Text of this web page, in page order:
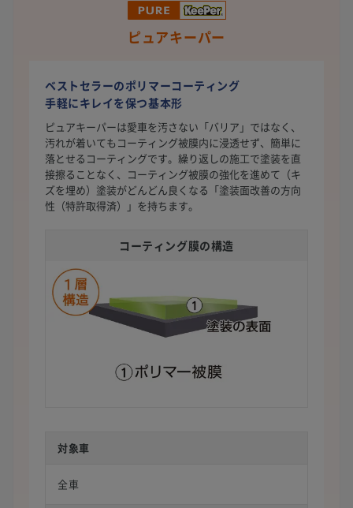
ピュアキーパー
ベストセラーのポリマーコーティング
手軽にキレイを保つ基本形
ピュアキーパーは愛車を汚さない「バリア」ではなく、
汚れが着いてもコーティング被膜内に浸透せず、簡単に
落とせるコーティングです。繰り返しの施工で塗装を直
接擦ることなく、コーティング被膜の強化を進めて（キ
ズを埋め）塗装がどんどん良くなる「塗装面改善の方向
性（特許取得済）」を持ちます。
コーティング膜の構造
対象車
全車